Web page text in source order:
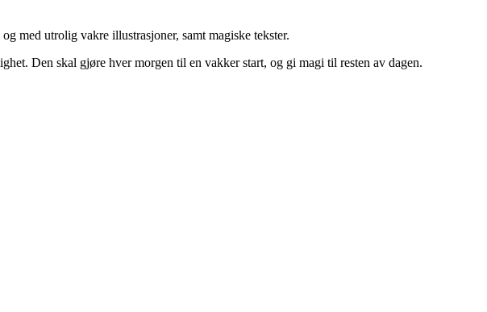
med utrolig vakre illustrasjoner, samt magiske tekster.
Den skal gjøre hver morgen til en vakker start, og gi magi til resten av dagen.